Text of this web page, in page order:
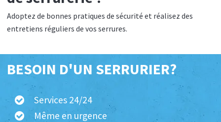
Adoptez de bonnes pratiques de sécurité et réalisez des
entretiens réguliers de vos serrures.
BESOIN D'UN SERRURIER?
Services 24/24
Même en urgence